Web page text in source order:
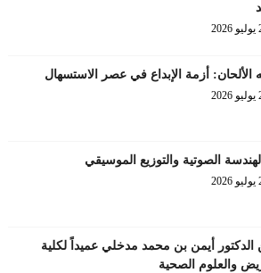
الألحان: أزمة الإبداع في عصر الاستسهال
الصوتية والتوزيع الموسيقي
الدكتور أيمن بن محمد مدخلي عميداً لكلية
والعلوم الصحية